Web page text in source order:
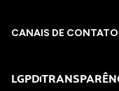
CANAIS DE CONTATO
LGPD